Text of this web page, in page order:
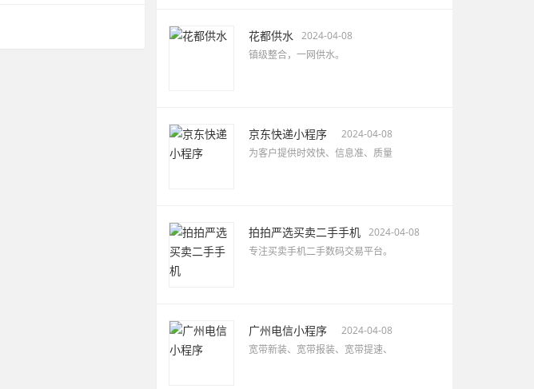
花都供水 2024-04-08
镇级整合，一网供水。
京东快递小程序
2024-04-08
为客户提供时效快、信息准、质量
拍拍严选买卖二手手机 2024-04-08
专注买卖手机二手数码交易平台。
广州电信小程序
2024-04-08
宽带新装、宽带报装、宽带提速、